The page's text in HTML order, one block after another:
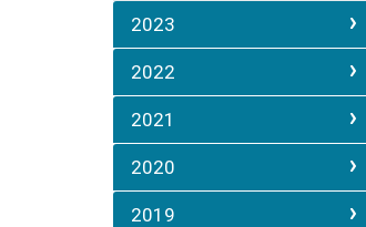
2023
2022
2021
2020
2019